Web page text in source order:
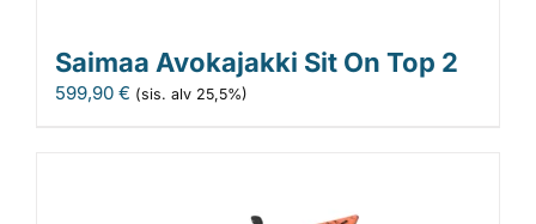
Saimaa Avokajakki Sit On Top 2
599,90 € (sis. alv 25,5%)